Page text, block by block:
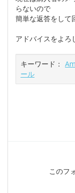
らないので
簡単な返答をして
アドバイスをよろ
キーワード：
ール
このフ